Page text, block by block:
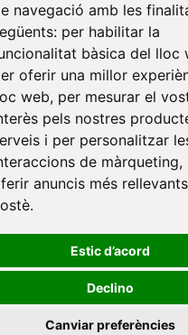
navegació amb les
per habilitar la
bàsica del lloc
oferir una millor
web, per mesurar el
pels nostres
i per personalitzar
de màrqueting,
anuncis més
.
Estic d’acord
Declino
Canviar preferències
CEU •Universitat
• Universitat
de Barcelona
Universitat de
les Illes Balears
Catalunya
Universitat
• Universitat Miguel
Oberta de Catalunya •
Universitat
Fabra
Universitat
i Virgili
València
•Universitat de
Central de Catalunya